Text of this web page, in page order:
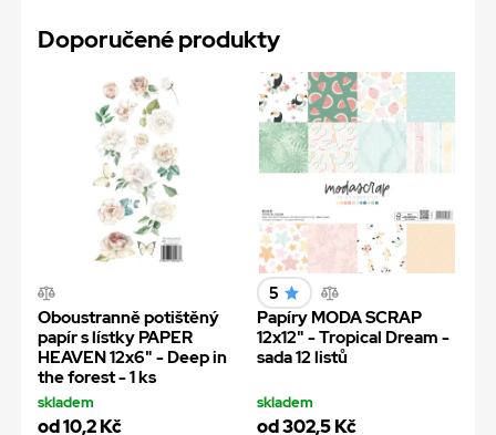
Doporučené produkty
Oboustranně potištěný
papír s lístky PAPER
HEAVEN 12x6" - Deep in
the forest - 1 ks
skladem
od 10,2 Kč
5
Papíry MODA SCRAP
12x12" - Tropical Dream -
sada 12 listů
skladem
od 302,5 Kč